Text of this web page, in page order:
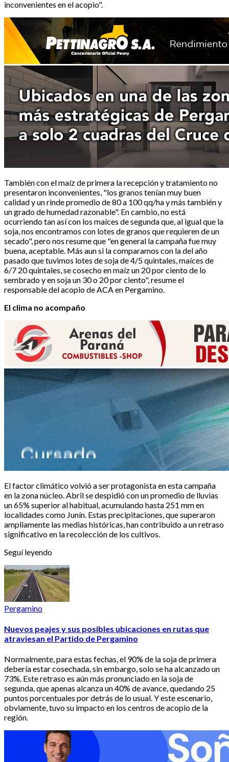
inconvenientes en el acopio".
También con el maíz de primera la recepción y tratamiento no
presentaron inconvenientes, "los granos tenían muy buen
calidad y un rinde promedio de 80 a 100 qq/ha y más también y
un grado de humedad razonable". En cambio, no está
ocurriendo tan así con los maíces de segunda que, al igual que la
soja, nos encontramos con lotes de granos que requieren de un
secado", pero nos resume que "en general la campaña fue muy
buena, aceptable. Más aun si la comparamos con la del año
pasado que tuvimos lotes de soja de 4/5 quintales, maíces de
6/7 20 quintales, se cosecho en maíz un 20 por ciento de lo
sembrado y en soja un 30 o 20 por ciento", resume el
responsable del acopio de ACA en Pergamino.
El clima no acompaño
El factor climático volvió a ser protagonista en esta campaña
en la zona núcleo. Abril se despidió con un promedio de lluvias
un 65% superior al habitual, acumulando hasta 251 mm en
localidades como Junín. Estas precipitaciones, que superaron
ampliamente las medias históricas, han contribuido a un retraso
significativo en la recolección de los cultivos.
Seguí leyendo
Pergamino
Nuevos peajes y sus posibles ubicaciones en rutas que
atraviesan el Partido de Pergamino
Normalmente, para estas fechas, el 90% de la soja de primera
debería estar cosechada, sin embargo, solo se ha alcanzado un
73%. Este retraso es aún más pronunciado en la soja de
segunda, que apenas alcanza un 40% de avance, quedando 25
puntos porcentuales por detrás de lo usual. Y este escenario,
obviamente, tuvo su impacto en los centros de acopio de la
región.